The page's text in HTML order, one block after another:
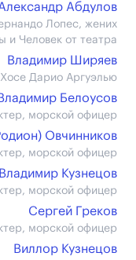
Абдулов
Лопес, жених
и Человек от театра
Владимир Ширяев
Дарио Аргуэлью
Владимир Белоусов
морской офицер
Овчинников
морской офицер
Владимир Кузнецов
морской офицер
Сергей Греков
морской офицер
Виллор Кузнецов